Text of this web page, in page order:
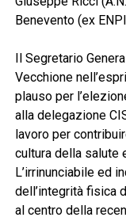
Benevento (ex
Il Segretario
Vecchione
plauso per
alla delegazione
lavoro per
cultura della salute
L’irrinunciabile ed
dell’integrità fisica
al centro della